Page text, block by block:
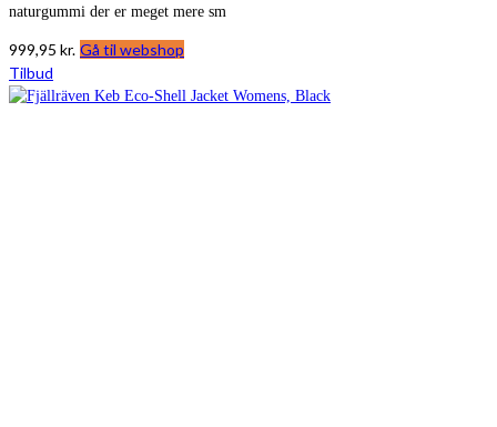
naturgummi der er meget mere sm
999,95 kr. Gå til webshop
Tilbud